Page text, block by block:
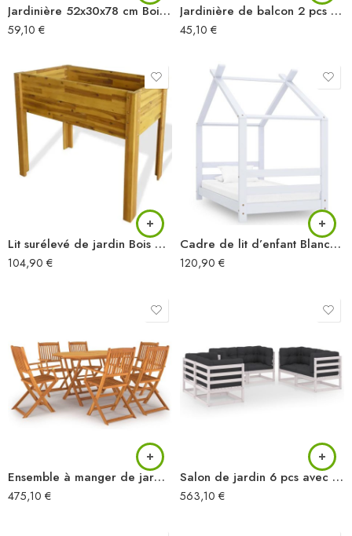
Jardinière 52x30x78 cm Bois de sapin
59,10 €
Jardinière de balcon 2 pcs Osier avec doublure en PE 60 cm
45,10 €
Lit surélevé de jardin Bois massif d’acacia
104,90 €
Cadre de lit d’enfant Blanc Bois de pin massif 70×140 cm
120,90 €
Ensemble à manger de jardin 7 pcs Bois d’acacia massif
475,10 €
Salon de jardin 6 pcs avec coussins Bois de pin massif
563,10 €